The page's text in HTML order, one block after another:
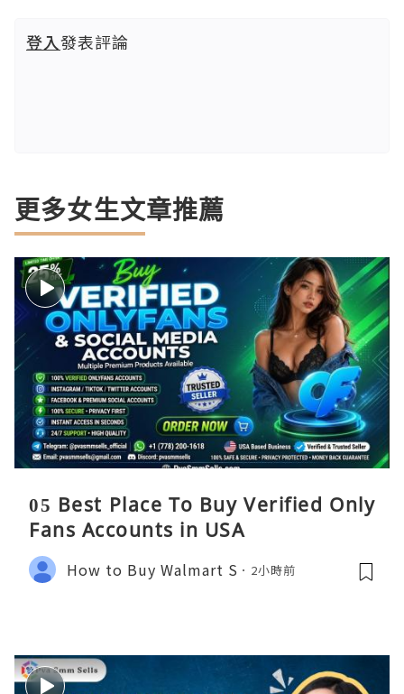
登入發表評論
更多女生文章推薦
05 Best Place To Buy Verified Only
Fans Accounts in USA
How to Buy Walmart S 2小時前